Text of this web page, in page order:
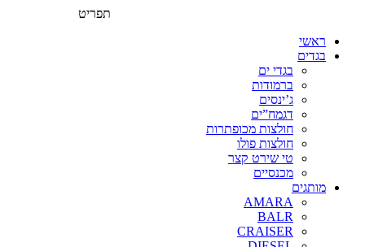
תפריט
ראשי
בגדים
בגדי ים
ברמודות
ג’ינסים
דגמח”ים
חולצות מכופתרות
חולצות פולו
טי שירט קצר
מכנסיים
מותגים
AMARA
BALR
CRAISER